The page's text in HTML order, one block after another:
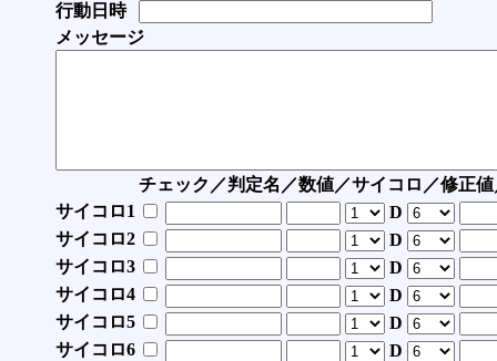
行動日時
メッセージ
チェック／判定名／数値／サイコロ／修正
サイコロ1
D
サイコロ2
D
サイコロ3
D
サイコロ4
D
サイコロ5
D
サイコロ6
D